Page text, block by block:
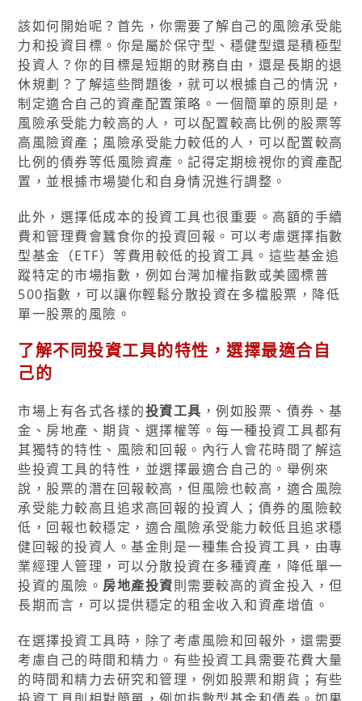
該如何開始呢？首先，你需要了解自己的風險承受能
力和投資目標。你是屬於保守型、穩健型還是積極型
投資人？你的目標是短期的財務自由，還是長期的退
休規劃？了解這些問題後，就可以根據自己的情況，
制定適合自己的資產配置策略。一個簡單的原則是，
風險承受能力較高的人，可以配置較高比例的股票等
高風險資產；風險承受能力較低的人，可以配置較高
比例的債券等低風險資產。記得定期檢視你的資產配
置，並根據市場變化和自身情況進行調整。
此外，選擇低成本的投資工具也很重要。高額的手續
費和管理費會蠶食你的投資回報。可以考慮選擇指數
型基金（ETF）等費用較低的投資工具。這些基金追
蹤特定的市場指數，例如台灣加權指數或美國標普
500指數，可以讓你輕鬆分散投資在多檔股票，降低
單一股票的風險。
了解不同投資工具的特性，選擇最適合自
己的
市場上有各式各樣的投資工具 ，例如股票、債券、基
金、房地產、期貨、選擇權等。每一種投資工具都有
其獨特的特性、風險和回報。內行人會花時間了解這
些投資工具的特性，並選擇最適合自己的。舉例來
說，股票的潛在回報較高，但風險也較高，適合風險
承受能力較高且追求高回報的投資人；債券的風險較
低，回報也較穩定，適合風險承受能力較低且追求穩
健回報的投資人。基金則是一種集合投資工具，由專
業經理人管理，可以分散投資在多種資產，降低單一
投資的風險。 房地產投資則需要較高的資金投入，但
長期而言，可以提供穩定的租金收入和資產增值。
在選擇投資工具時，除了考慮風險和回報外，還需要
考慮自己的時間和精力。有些投資工具需要花費大量
的時間和精力去研究和管理，例如股票和期貨；有些